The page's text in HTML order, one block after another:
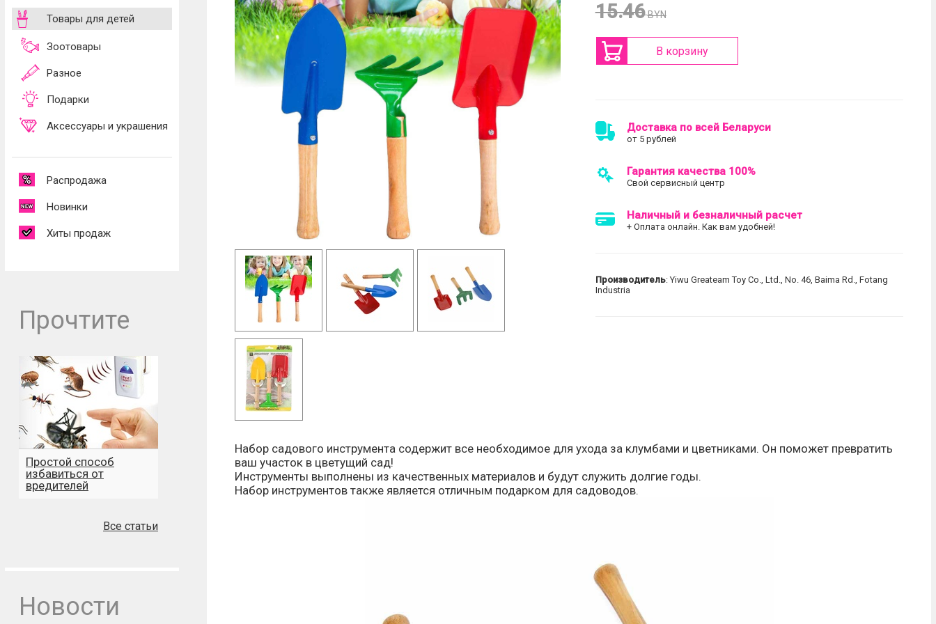
Товары для детей
Зоотовары
Разное
Подарки
Аксессуары и украшения
Распродажа
Новинки
Хиты продаж
Прочтите
Простой способ
избавиться от
вредителей
Все статьи
Новости
15.46 BYN
В корзину
Доставка по всей Беларуси
от 5 рублей
Гарантия качества 100%
Свой сервисный центр
Наличный и безналичный расчет
+ Оплата онлайн. Как вам удобней!
Производитель: Yiwu Greateam Toy Co., Ltd., No. 46, Baima Rd., Fotang
Industria
Набор садового инструмента содержит все необходимое для ухода за клумбами и цветниками. Он поможет превратить
ваш участок в цветущий сад!
Инструменты выполнены из качественных материалов и будут служить долгие годы.
Набор инструментов также является отличным подарком для садоводов.